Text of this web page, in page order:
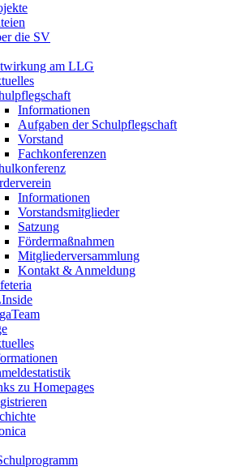
die SV
am LLG
Informationen
Aufgaben der Schulpflegschaft
Vorstand
Fachkonferenzen
Informationen
Vorstandsmitglieder
Satzung
Fördermaßnahmen
Mitgliederversammlung
Kontakt & Anmeldung
zu Homepages